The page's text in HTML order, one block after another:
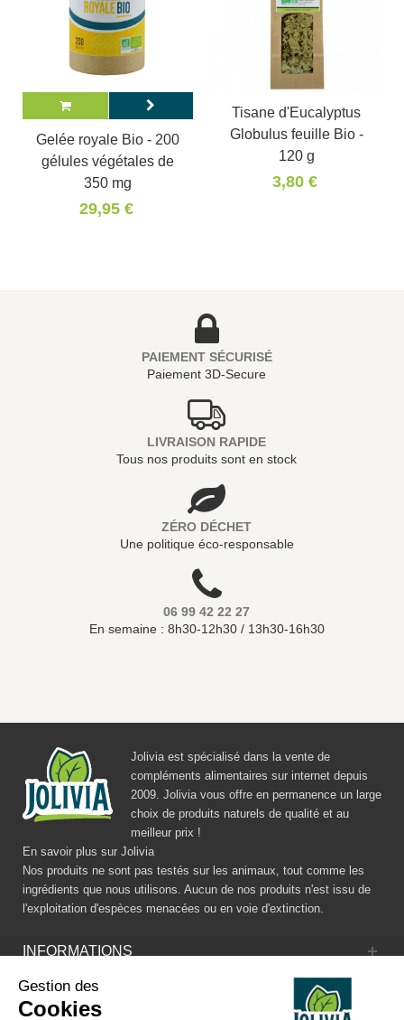
Gelée royale Bio - 200
gélules végétales de
350 mg
29,95 €
Tisane d'Eucalyptus
Globulus feuille Bio -
120 g
3,80 €
PAIEMENT SÉCURISÉ
Paiement 3D-Secure
LIVRAISON RAPIDE
Tous nos produits sont en stock
ZÉRO DÉCHET
Une politique éco-responsable
06 99 42 22 27
En semaine : 8h30-12h30 / 13h30-16h30
Jolivia est spécialisé dans la vente de
compléments alimentaires sur internet depuis
2009. Jolivia vous offre en permanence un large
choix de produits naturels de qualité et au
meilleur prix !
En savoir plus sur Jolivia
Nos produits ne sont pas testés sur les animaux, tout comme les
ingrédients que nous utilisons. Aucun de nos produits n'est issu de
l'exploitation d'espèces menacées ou en voie d'extinction.
INFORMATIONS
CATALOGUE
Gestion des
Cookies